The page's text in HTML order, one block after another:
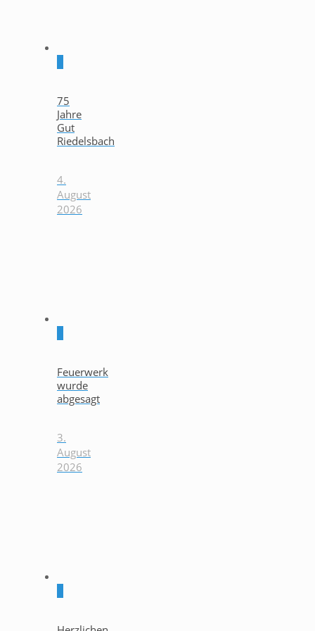
75
Jahre
Gut
Riedelsbach
4.
August
2026
Feuerwerk
wurde
abgesagt
3.
August
2026